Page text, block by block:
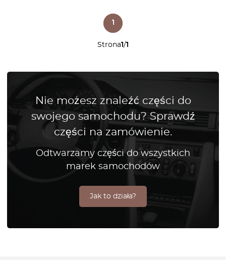
Strona1/1
1
Nie możesz znaleźć części do
swojego samochodu? Sprawdź
części na zamówienie.
Odtwarzamy części do wszystkich
marek samochodów
Jak to działa?